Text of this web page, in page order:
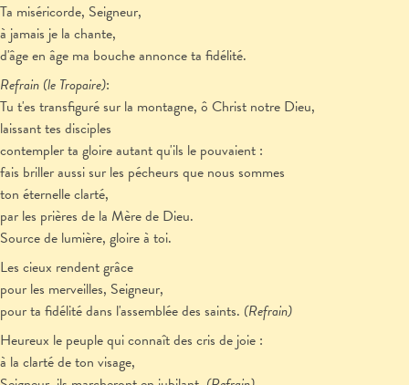
Ta miséricorde, Seigneur,
à jamais je la chante,
d'âge en âge ma bouche annonce ta fidélité.
Refrain (le Tropaire):
Tu t'es transfiguré sur la montagne, ô Christ notre Dieu,
laissant tes disciples
contempler ta gloire autant qu'ils le pouvaient :
fais briller aussi sur les pécheurs que nous sommes
ton éternelle clarté,
par les prières de la Mère de Dieu.
Source de lumière, gloire à toi.
Les cieux rendent grâce
pour les merveilles, Seigneur,
pour ta fidélité dans l'assemblée des saints. (Refrain)
Heureux le peuple qui connaît des cris de joie :
à la clarté de ton visage,